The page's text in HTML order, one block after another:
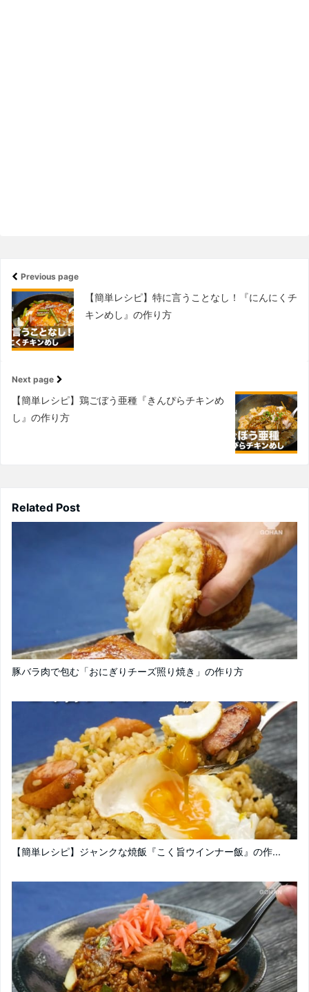
Previous page
【簡単レシピ】特に言うことなし！『にんにくチ
キンめし』の作り方
Next page
【簡単レシピ】鶏ごぼう亜種『きんぴらチキンめ
し』の作り方
Related Post
豚バラ肉で包む「おにぎりチーズ照り焼き」の作り方
【簡単レシピ】ジャンクな焼飯『こく旨ウインナー飯』の作...